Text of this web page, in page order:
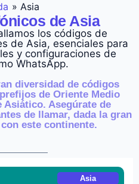
» Asia
de Asia
los códigos de
de Asia, esenciales para
y configuraciones de
WhatsApp.
diversidad de códigos
de Oriente Medio
Asiático. Asegúrate de
de llamar, dada la gran
este continente.
Asia